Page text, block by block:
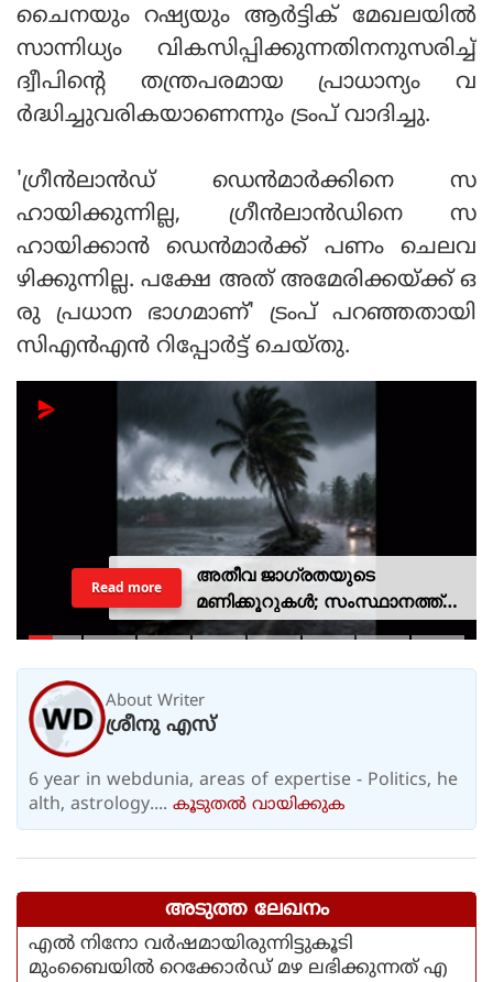
ചൈനയും റഷ്യയും ആര്‍ട്ടിക് മേഖലയില്‍
സാന്നിധ്യം വികസിപ്പിക്കുന്നതിനനുസരിച്ച്
ദ്വീപിന്റെ തന്ത്രപരമായ പ്രാധാന്യം വ
ര്‍ദ്ധിച്ചുവരികയാണെന്നും ട്രംപ് വാദിച്ചു.
'ഗ്രീന്‍ലാന്‍ഡ് ഡെന്‍മാര്‍ക്കിനെ സ
ഹായിക്കുന്നില്ല, ഗ്രീന്‍ലാന്‍ഡിനെ സ
ഹായിക്കാന്‍ ഡെന്‍മാര്‍ക്ക് പണം ചെലവ
ഴിക്കുന്നില്ല. പക്ഷേ അത് അമേരിക്കയ്ക്ക് ഒ
രു പ്രധാന ഭാഗമാണ്' ട്രംപ് പറഞ്ഞതായി
സിഎന്‍എന്‍ റിപ്പോര്‍ട്ട് ചെയ്തു.
അതീവ ജാഗ്രതയുടെ
മണിക്കൂറുകൾ; സംസ്ഥാനത്ത്
റെഡ് അലർട്ട്, ശക്തമായ
Read more
About Writer
ശ്രീനു എസ്
6 year in webdunia, areas of expertise - Politics, he
alth, astrology.... കൂടുതല്‍ വായിക്കുക
അടുത്ത ലേഖനം
എല്‍ നിനോ വര്‍ഷമായിരുന്നിട്ടുകൂടി
മുംബൈയില്‍ റെക്കോര്‍ഡ് മഴ ലഭിക്കുന്നത് എ